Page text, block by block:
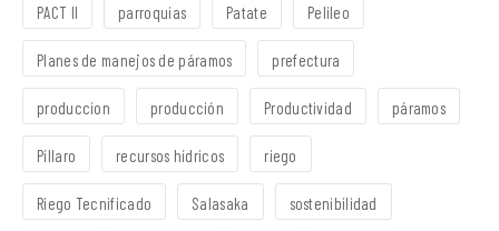
PACT II parroquias Patate Pelileo
Planes de manejos de páramos prefectura
produccion producción Productividad páramos
Píllaro recursos hídricos riego
Riego Tecnificado Salasaka sostenibilidad